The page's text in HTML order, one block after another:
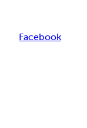
Facebook